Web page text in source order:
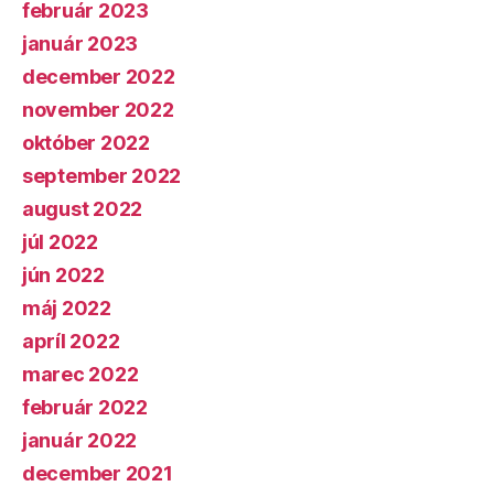
február 2023
január 2023
december 2022
november 2022
október 2022
september 2022
august 2022
júl 2022
jún 2022
máj 2022
apríl 2022
marec 2022
február 2022
január 2022
december 2021